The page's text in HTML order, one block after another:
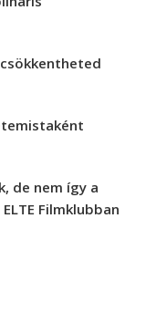
de nem így a
Filmklubban